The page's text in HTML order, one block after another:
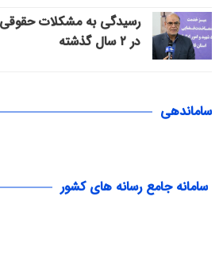
در ۲ سال گذشته
ساماندهی
سامانه جامع رسانه های کشور